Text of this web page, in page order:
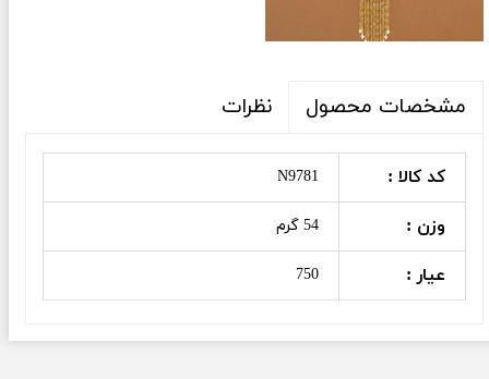
مشخصات محصول نظرات
کد کالا : N9781
وزن : 54 گرم
عیار : 750